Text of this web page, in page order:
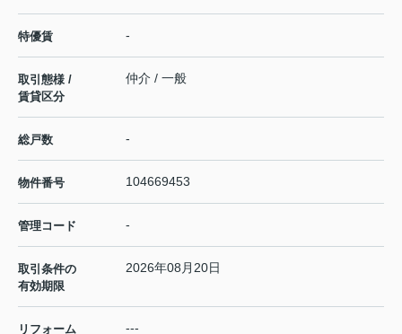
特優賃 -
取引態様 /
賃貸区分
仲介 / 一般
総戸数 -
物件番号 104669453
管理コード -
取引条件の
有効期限
2026年08月20日
リフォーム ---